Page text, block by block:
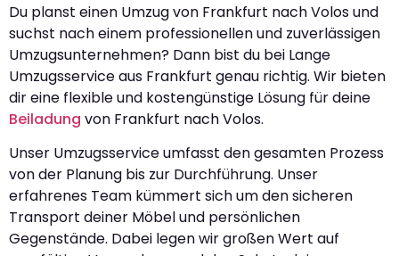
Du planst einen Umzug von Frankfurt nach Volos und
suchst nach einem professionellen und zuverlässigen
Umzugsunternehmen? Dann bist du bei Lange
Umzugsservice aus Frankfurt genau richtig. Wir bieten
dir eine flexible und kostengünstige Lösung für deine
Beiladung von Frankfurt nach Volos.
Unser Umzugsservice umfasst den gesamten Prozess
von der Planung bis zur Durchführung. Unser
erfahrenes Team kümmert sich um den sicheren
Transport deiner Möbel und persönlichen
Gegenstände. Dabei legen wir großen Wert auf